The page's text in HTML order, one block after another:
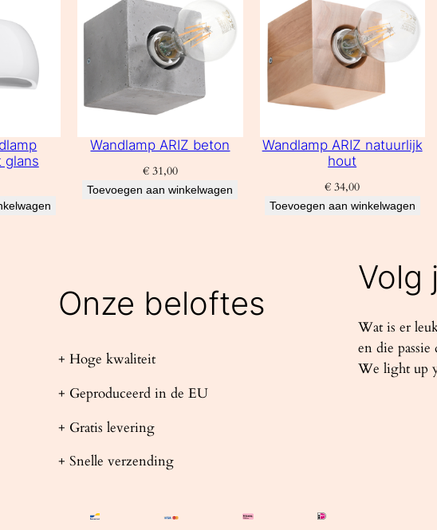
glans
Wandlamp ARIZ beton
€31,00
Toevoegen aan winkelwagen
Wandlamp ARIZ natuurlijk
hout
€ 34,00
Toevoegen aan winkelwagen
Onze beloftes
+ Hoge kwaliteit
+ Geproduceerd in de EU
+ Gratis levering
+ Snelle verzending
Volg
Wat is er
en die passie
We light up